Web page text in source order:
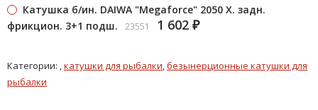
Катушка б/ин. DAIWA "Megaforce" 2050 Х. задн.
фрикцион. 3+1 подш.
23551 1 602 ₽
Категории: ,катушки для рыбалки,безынерционные катушки для
рыбалки